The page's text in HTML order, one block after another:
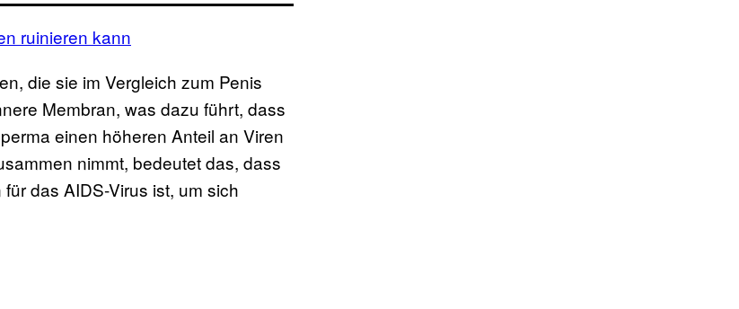
ruinieren kann
die sie im Vergleich zum Penis
Membran, was dazu führt, dass
einen höheren Anteil an Viren
nimmt, bedeutet das, dass
das AIDS-Virus ist, um sich